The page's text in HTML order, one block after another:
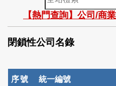
站
檢
索
【熱門查詢】公司/商
閉鎖性公司名錄
序號 統一編號